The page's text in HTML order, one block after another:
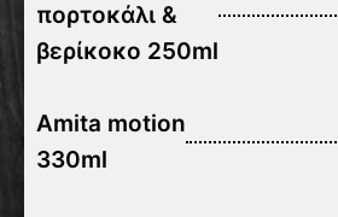
πορτοκάλι &
βερίκοκο 250ml
Amita motion
330ml